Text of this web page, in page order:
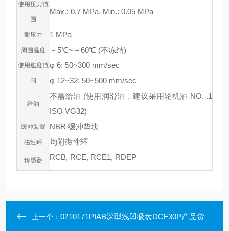
使用压力范
围
Max.: 0.7 MPa, Min.: 0.05 MPa
耐压力 1 MPa
周围温度 －5℃~＋60℃ (不冻结)
使用速度范
围
φ 6: 50~300 mm/sec
φ 12~32: 50~500 mm/sec
给油
不需给油 (使用润滑油，建议采用轮机油 NO. .1
ISO VG32)
缓冲装置 NBR 缓冲垫块
磁性环 均附磁性环
传感器 RCB, RCE, RCE1, RDEP
上一个： 0210171PIAB深型浅凹吸盘DCF30P产品货号0210171